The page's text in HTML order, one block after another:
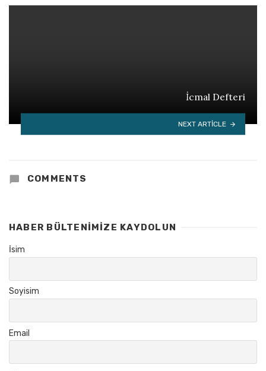
İcmal Defteri
NEXT ARTICLE
COMMENTS
HABER BÜLTENIMIZE KAYDOLUN
İsim
Soyisim
Email